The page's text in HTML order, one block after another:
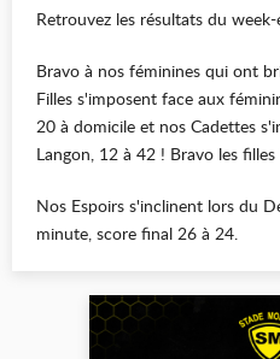
Retrouvez les résultats du
Bravo à nos féminines qui ont
Filles s'imposent face aux
20 à domicile et nos Cadettes
Langon, 12 à 42 ! Bravo les filles
Nos Espoirs s'inclinent lors du
minute, score final 26 à 24.